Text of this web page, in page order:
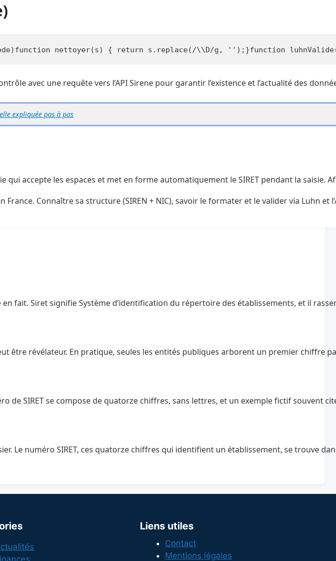
nettoyer(s) { return s.replace(/\\D/g, '');}function
avec une requête vers l’API Sirene pour garantir l’existence et l’actualité des
expliquée pas à pas
accepte les espaces et met en forme automatiquement le SIRET pendant la
Connaître sa structure (SIREN + NIC), savoir le formater et le valider via
en fait. Siret signifie Système d’identification du répertoire des établissements, et il
être révélateur. En pratique, seules les entités publiques arborent un premier chiffre
de SIRET se compose de quatorze chiffres, sans lettres, et un exemple fictif souvent
Le numéro SIRET, ces quatorze chiffres qui identifient un établissement, se trouve
Liens utiles
Contact
Mentions légales